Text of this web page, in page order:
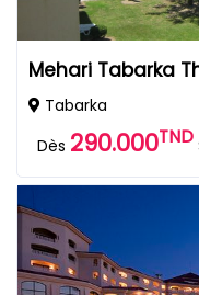
Mehari Tabarka
Tabarka
Dès 290.000TND